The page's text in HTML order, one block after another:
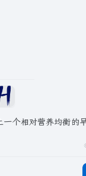
一个相对营养均衡的